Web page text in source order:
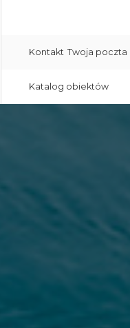
Kontakt Twoja poczta
Katalog obiektów